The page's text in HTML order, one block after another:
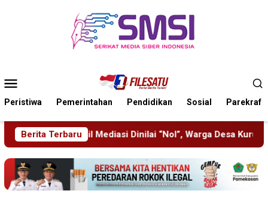
Mobile
Peristiwa Pemerintahan Pendidikan Sosial Parekraf
Berita Terbaru
Warga Desa Kurup Siap Gelar Aksi ke PT KIT